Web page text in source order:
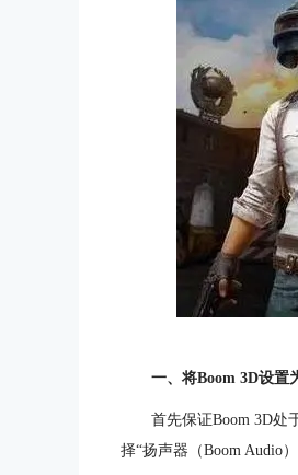
一、将Boom 3D设置
首先保证Boom 3D
择“扬声器（Boom Audio